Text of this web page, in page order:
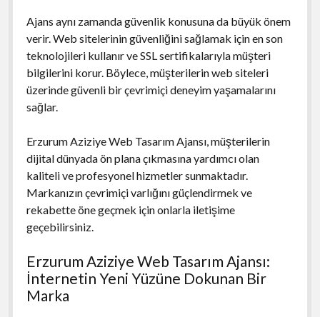
Ajans aynı zamanda güvenlik konusuna da büyük önem
verir. Web sitelerinin güvenliğini sağlamak için en son
teknolojileri kullanır ve SSL sertifikalarıyla müşteri
bilgilerini korur. Böylece, müşterilerin web siteleri
üzerinde güvenli bir çevrimiçi deneyim yaşamalarını
sağlar.
Erzurum Aziziye Web Tasarım Ajansı, müşterilerin
dijital dünyada ön plana çıkmasına yardımcı olan
kaliteli ve profesyonel hizmetler sunmaktadır.
Markanızın çevrimiçi varlığını güçlendirmek ve
rekabette öne geçmek için onlarla iletişime
geçebilirsiniz.
Erzurum Aziziye Web Tasarım Ajansı:
İnternetin Yeni Yüzüne Dokunan Bir
Marka